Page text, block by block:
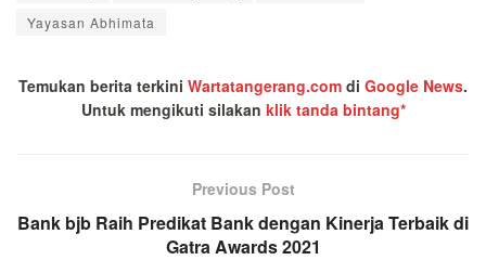
Yayasan Abhimata
Temukan berita terkini Wartatangerang.com di Google News.
Untuk mengikuti silakan klik tanda bintang*
Previous Post
Bank bjb Raih Predikat Bank dengan Kinerja Terbaik di
Gatra Awards 2021